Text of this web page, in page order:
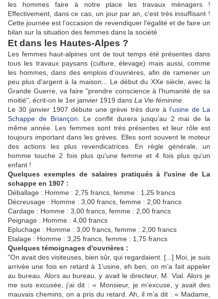
les hommes faire à notre place les travaux ménagers !
Effectivement, dans ce cas, un jour par an, c'est très insuffisant !
Cette journée est l’occasion de revendiquer l'égalité et de faire un
bilan sur la situation des femmes dans la société.
Et dans les Hautes-Alpes ?
Les femmes haut-alpines ont de tout temps été présentes dans
tous les travaux paysans (culture, élevage) mais aussi, comme
les hommes, dans des emplois d'ouvrières, afin de ramener un
peu plus d'argent à la maison... Le début du XXe siècle, avec la
Grande Guerre, va faire "prendre conscience à l'humanité de sa
moitié", écrit-on le 1er janvier 1919 dans La Vie féminine.
Le 30 janvier 1907 débute une grève très dure à l’usine de La
Schappe de Briançon . Le conflit durera jusqu’au 2 mai de la
même année. Les femmes sont très présentes et leur rôle est
toujours important dans les grèves. Elles sont souvent le moteur
des actions les plus revendicatrices. En règle générale, un
homme touche 2 fois plus qu'une femme et 4 fois plus qu'un
enfant !
Quelques exemples de salaires pratiqués à l'usine de La
schappe en 1907 :
Déballage : Homme : 2,75 francs, femme : 1,25 francs
Décreusage : Homme : 3,00 francs, femme : 2,00 francs
Cardage : Homme : 3,00 francs, femme : 2,00 francs
Peignage : Homme : 4,00 francs
Epluchage : Homme : 3,00 francs, femme : 2,00 francs
Etalage : Homme : 3,25 francs, femme : 1,75 francs
Quelques témoignages d'ouvrières :
"On avait des visiteuses, bien sûr, qui regardaient. [...] Moi, je suis
arrivée une fois en retard à 1’usine, eh ben, on m’a fait appeler
au bureau. Alors au bureau, y avait le directeur, M. Vial. Alors je
me suis excusée, j’ai dit : « Monsieur, je m’excuse, y avait des
mauvais chemins, on a pris du retard. Ah, il m’a dit : « Madame,